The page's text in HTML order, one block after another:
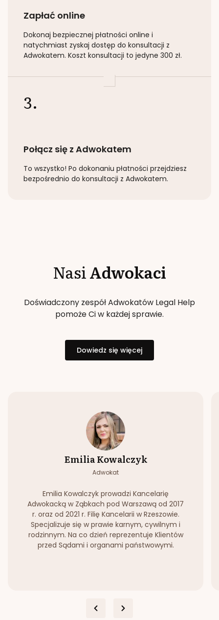
Zapłać online
Dokonaj bezpiecznej płatności online i
natychmiast zyskaj dostęp do konsultacji z
Adwokatem. Koszt konsultacji to jedyne 300 zł.
3.
Połącz się z Adwokatem
To wszystko! Po dokonaniu płatności przejdziesz
bezpośrednio do konsultacji z Adwokatem.
NasiAdwokaci
Doświadczony zespół Adwokatów Legal Help
pomoże Ci w każdej sprawie.
Dowiedz się więcej
Emilia Kowalczyk
Adwokat
Emilia Kowalczyk prowadzi Kancelarię
Adwokacką w Ząbkach pod Warszawą od 2017
r. oraz od 2021 r. Filię Kancelarii w Rzeszowie.
Specjalizuje się w prawie karnym, cywilnym i
rodzinnym. Na co dzień reprezentuje Klientów
przed Sądami i organami państwowymi.